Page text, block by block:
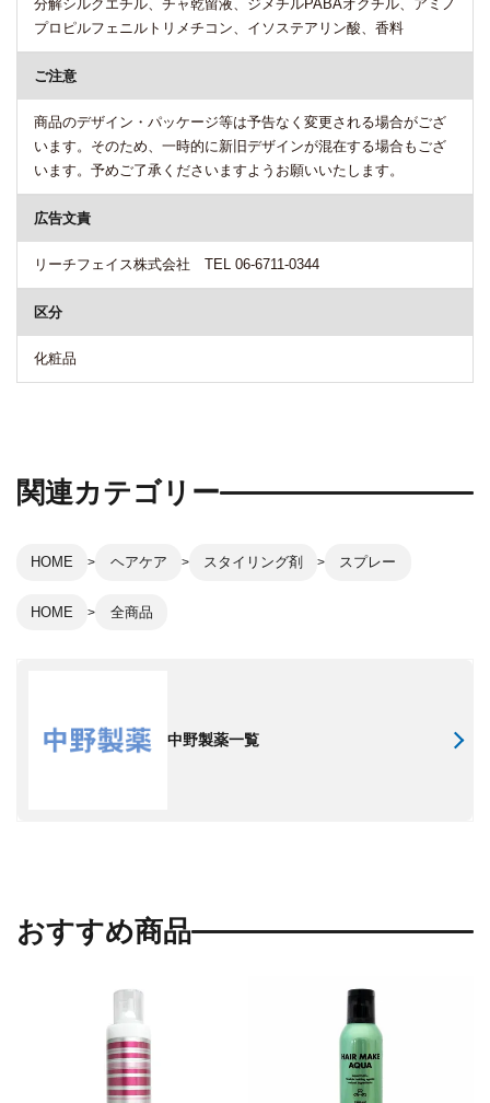
分解シルクエチル、チャ乾留液、ジメチルPABAオクチル、アミノ
プロピルフェニルトリメチコン、イソステアリン酸、香料
ご注意
商品のデザイン・パッケージ等は予告なく変更される場合がござ
います。そのため、一時的に新旧デザインが混在する場合もござ
います。予めご了承くださいますようお願いいたします。
広告文責
リーチフェイス株式会社 TEL 06-6711-0344
区分
化粧品
関連カテゴリー
HOME ヘアケア スタイリング剤 スプレー
HOME 全商品
中野製薬一覧
おすすめ商品